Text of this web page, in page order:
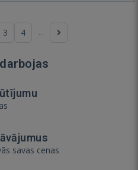
3 4 ...
savas cenas